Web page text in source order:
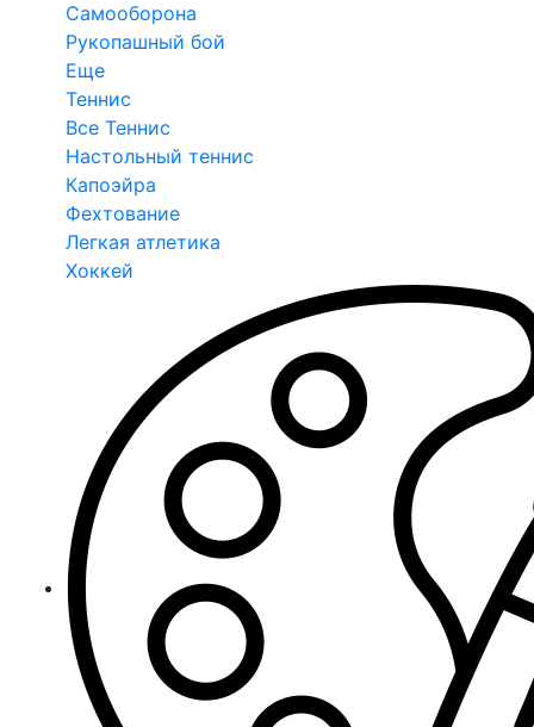
Самооборона
Рукопашный бой
Еще
Теннис
Все Теннис
Настольный теннис
Капоэйра
Фехтование
Легкая атлетика
Хоккей